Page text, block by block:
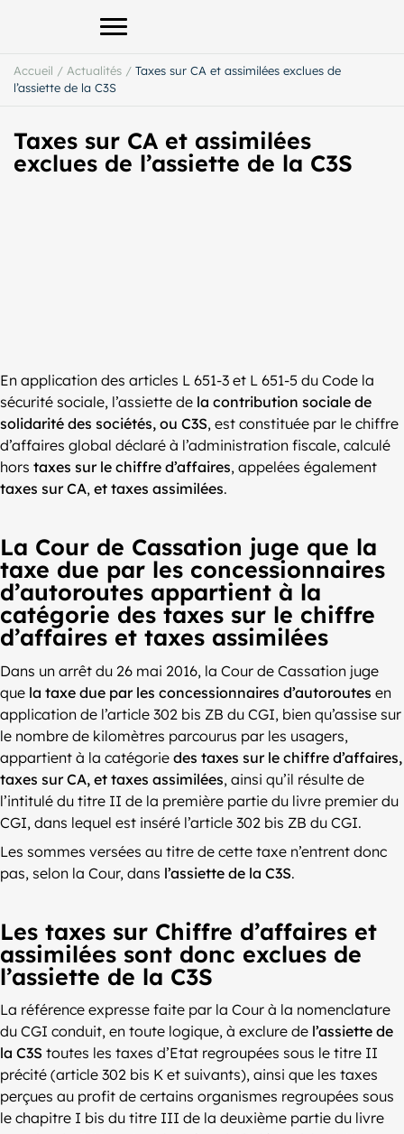
Afficher le menu principal
Accueil / Actualités / Taxes sur CA et assimilées exclues de
l’assiette de la C3S
Taxes sur CA et assimilées
exclues de l’assiette de la C3S
En application des articles L 651-3 et L 651-5 du Code la
sécurité sociale, l’assiette de la contribution sociale de
solidarité des sociétés, ou C3S, est constituée par le chiffre
d’affaires global déclaré à l’administration fiscale, calculé
hors taxes sur le chiffre d’affaires, appelées également
taxes sur CA, et taxes assimilées.
La Cour de Cassation juge que la
taxe due par les concessionnaires
d’autoroutes appartient à la
catégorie des taxes sur le chiffre
d’affaires et taxes assimilées
Dans un arrêt du 26 mai 2016, la Cour de Cassation juge
que la taxe due par les concessionnaires d’autoroutes en
application de l’article 302 bis ZB du CGI, bien qu’assise sur
le nombre de kilomètres parcourus par les usagers,
appartient à la catégorie des taxes sur le chiffre d’affaires,
taxes sur CA, et taxes assimilées, ainsi qu’il résulte de
l’intitulé du titre II de la première partie du livre premier du
CGI, dans lequel est inséré l’article 302 bis ZB du CGI.
Les sommes versées au titre de cette taxe n’entrent donc
pas, selon la Cour, dans l’assiette de la C3S.
Les taxes sur Chiffre d’affaires et
assimilées sont donc exclues de
l’assiette de la C3S
La référence expresse faite par la Cour à la nomenclature
du CGI conduit, en toute logique, à exclure de l’assiette de
la C3S toutes les taxes d’Etat regroupées sous le titre II
précité (article 302 bis K et suivants), ainsi que les taxes
perçues au profit de certains organismes regroupées sous
le chapitre I bis du titre III de la deuxième partie du livre